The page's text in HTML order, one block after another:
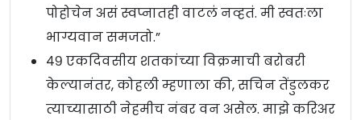
पोहोचेन असं स्वप्नातही वाटलं नव्हतं. मी स्वतःला
भाग्यवान समजतो.”
४९ एकदिवसीय शतकांच्या विक्रमाची बरोबरी
केल्यानंतर, कोहली म्हणाला की, सचिन तेंडुलकर
त्याच्यासाठी नेहमीच नंबर वन असेल. माझे करिअर